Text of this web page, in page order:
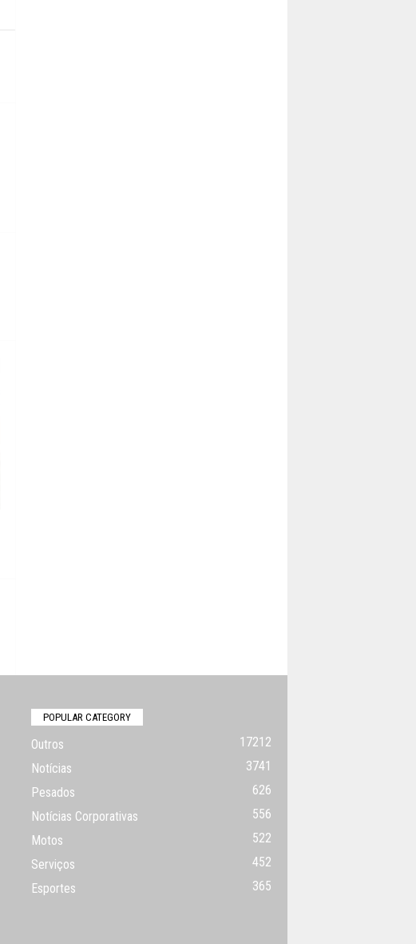
POPULAR CATEGORY
Outros
17212
Notícias
3741
Pesados
626
Notícias Corporativas
556
Motos
522
Serviços
452
Esportes
365